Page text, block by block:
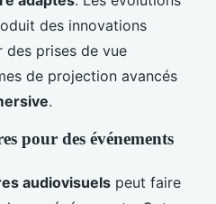
des innovations
des prises de vue
de projection avancés
.
pour des événements
audiovisuels peut faire